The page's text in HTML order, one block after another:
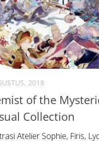
2018
of the
Collection
Atelier Sophie, Firis,